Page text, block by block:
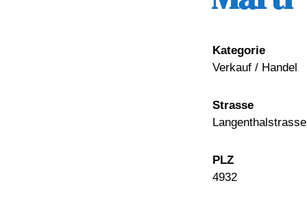
Kategorie
Verkauf / Handel
Strasse
PLZ
4932